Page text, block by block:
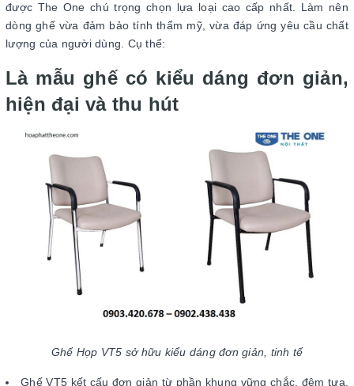
được The One chú trọng chọn lựa loại cao cấp nhất. Làm nên
dòng ghế vừa đảm bảo tính thẩm mỹ, vừa đáp ứng yêu cầu chất
lượng của người dùng. Cụ thể:
Là mẫu ghế có kiểu dáng đơn giản,
hiện đại và thu hút
Ghế Họp VT5 sở hữu kiểu dáng đơn giản, tinh tế
Ghế VT5 kết cấu đơn giản từ phần khung vững chắc, đệm tựa,